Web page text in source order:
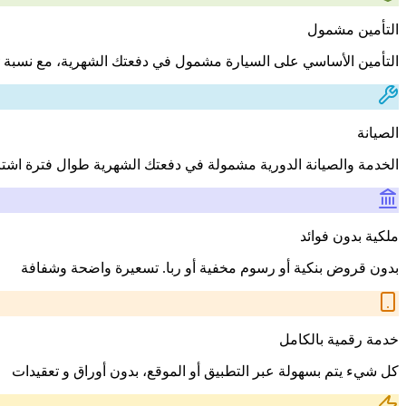
التأمين مشمول
التأمين الأساسي على السيارة مشمول في دفعتك الشهرية، مع
الصيانة
الخدمة والصيانة الدورية مشمولة في دفعتك الشهرية طوال فترة
ملكية بدون فوائد
بدون قروض بنكية أو رسوم مخفية أو ربا. تسعيرة واضحة وشفافة
خدمة رقمية بالكامل
كل شيء يتم بسهولة عبر التطبيق أو الموقع، بدون أوراق و تعقيدات